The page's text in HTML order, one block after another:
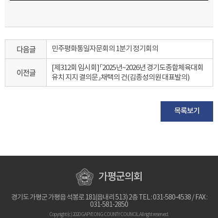
다음글 민주평화통일자문회의 1분기 정기회의
이전글
[제312회 임시회] 「2025년~2026년 경기도종합체육대회
유치 지지 결의문」 채택의 건(김종성의원 대표발의)
목록보기
가평군의회
경기도 가평군 가평읍 석봉로 181(읍내리 513) 2층 TEL : 031-580-4538 / FAX :
031-581-2850
Copyright (c) 2020 GAPYEONG COUNTY COUNCIL.All right reserved.